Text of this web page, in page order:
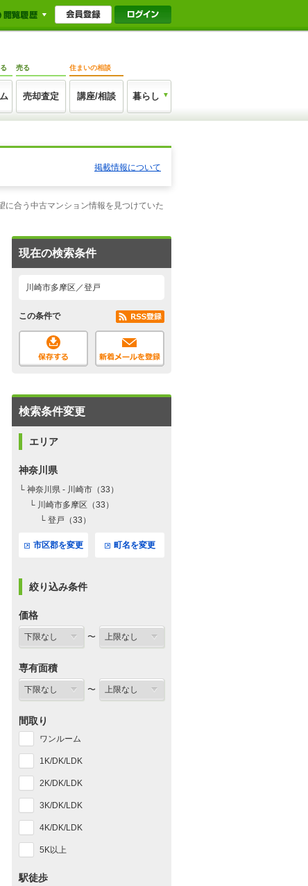
売る
売却査定
住まいの相談
講座/相談 暮らし
掲載情報について
合う中古マンション情報を見つけていた
現在の検索条件
川崎市多摩区／登戸
この条件で
検索条件変更
エリア
神奈川県
└ 神奈川県 - 川崎市（33）
└ 川崎市多摩区（33）
└ 登戸（33）
市区郡を変更 町名を変更
絞り込み条件
価格
〜
専有面積
〜
間取り
ワンルーム
1K/DK/LDK
2K/DK/LDK
3K/DK/LDK
4K/DK/LDK
5K以上
駅徒歩